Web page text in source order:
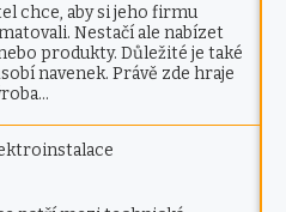
chce, aby si jeho firmu
Nestačí ale nabízet
produkty. Důležité je také
navenek. Právě zde hraje